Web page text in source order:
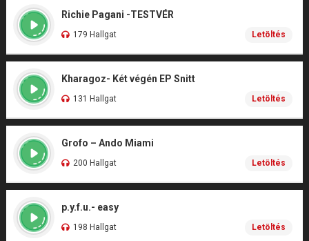
Richie Pagani -TESTVÉR
179 Hallgat Letöltés
Kharagoz- Két végén EP Snitt
131 Hallgat Letöltés
Grofo – Ando Miami
200 Hallgat Letöltés
p.y.f.u.- easy
198 Hallgat Letöltés